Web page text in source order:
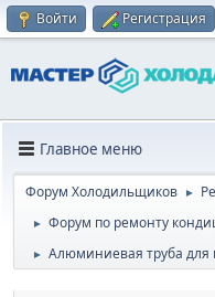
Войти Регистрация
Главное меню
Форум Холодильщиков ►
► Форум по ремонту
► Алюминиевая труба